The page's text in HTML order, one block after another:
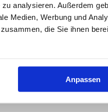
analysieren. Außerdem
Medien, Werbung und
die Sie ihnen
Anpassen